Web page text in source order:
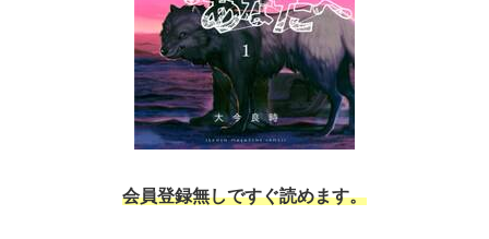
会員登録無しですぐ読めます。